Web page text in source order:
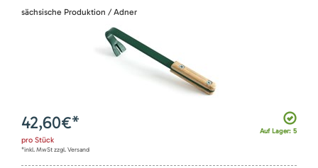
sächsische Produktion / Adner
Auf Lager: 5
42,60€*
pro Stück
*inkl. MwSt zzgl. Versand